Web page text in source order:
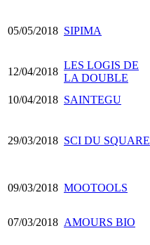
05/05/2018 SIPIMA
12/04/2018
LES LOGIS DE
LA DOUBLE
10/04/2018 SAINTEGU
29/03/2018 SCI DU SQUARE
09/03/2018 MOOTOOLS
07/03/2018 AMOURS BIO